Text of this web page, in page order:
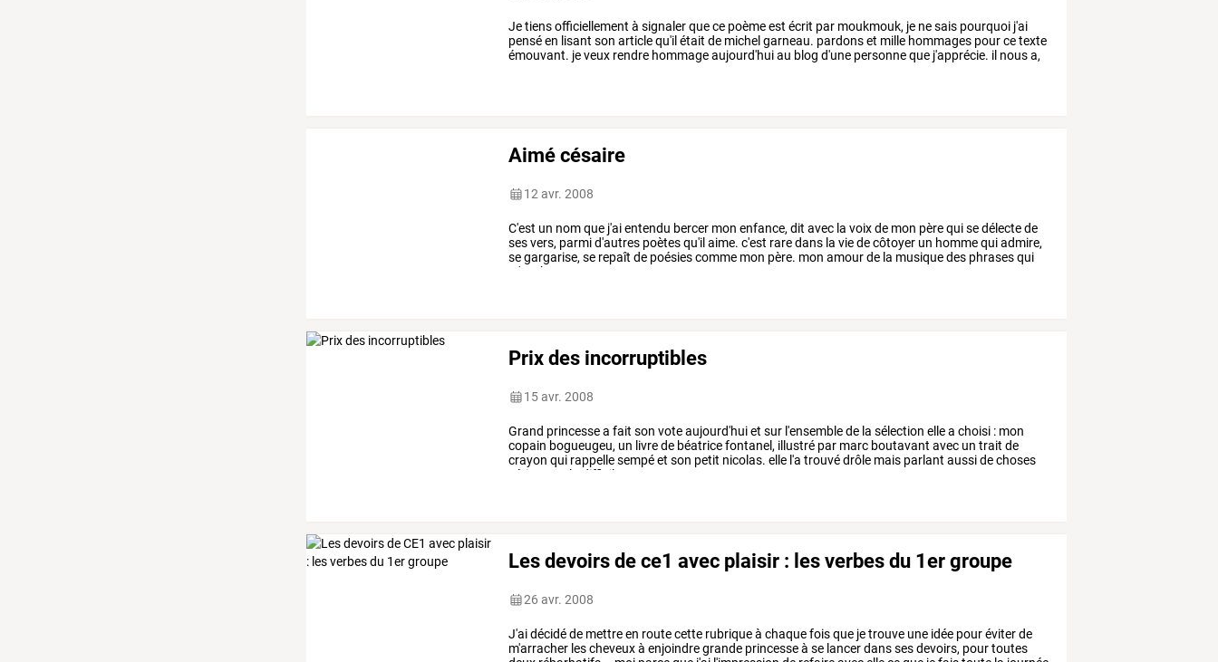
Jetiensofficiellement à signalerquece poèmeest écrit par moukmouk, je nesais pourquoi j'ai
penséen lisant son articlequ'il était de michel garneau. pardonset mille hommages pourcetexte
émouvant. jeveux rendre hommageaujourd'huiau blog d'une personneque j'apprécie. il nousa,
Aimé césaire
12 avr. 2008
C'est un nomque j'aientendu bercer mon enfance,dit avec la voixde mon pèrequisedélectede
sesvers, parmid'autres poètesqu'il aime. c'est raredans la viedecôtoyer un hommequiadmire,
segargarise,se repaît de poésiescomme mon père. mon amourde la musiquedes phrasesqui
m'enchantent
Prix des incorruptibles
15 avr. 2008
Grand princessea fait son voteaujourd'huiet sur l'ensemblede la sélection ellea choisi : mon
copain bogueugeu, un livrede béatricefontanel, illustré par marc boutavant avec un trait de
crayon qui rappellesempéet son petit nicolas. elle l'a trouvédrôle mais parlant aussidechoses
sérieuses
la difficile
Les devoirs de ce1 avec plaisir : les verbes du 1er groupe
26 avr. 2008
J'aidécidéde mettreen routecette rubriqueà chaquefoisque jetrouve une idée pouréviterde
m'arracher lescheveuxà enjoindregrande princesseà se lancerdanssesdevoirs, pourtoutes